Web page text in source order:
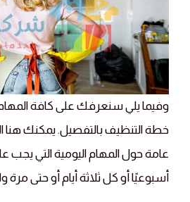
وفيما يلي سنعرفك على كافة
خطة التنظيف بالتفصيل. يمكنك
عامة حول المهام اليومية التي يجب
أسبوعيًا أو كل ثلاثة أيام أو حتى